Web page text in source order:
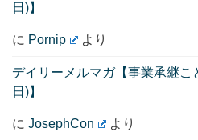
日)】
に Pornip より
デイリーメルマガ【事業承継
日)】
に JosephCon より